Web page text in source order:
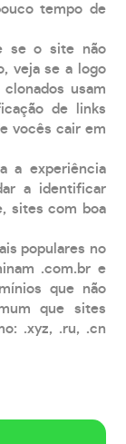
tempo de
se o site não
veja se a logo
usam
de links
vocês cair em
a experiência
a identificar
sites com boa
populares no
.com.br e
que não
que sites
.xyz, .ru, .cn